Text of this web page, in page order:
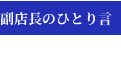
副店長のひとり言